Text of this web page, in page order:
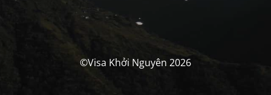
©Visa Khởi Nguyên 2026